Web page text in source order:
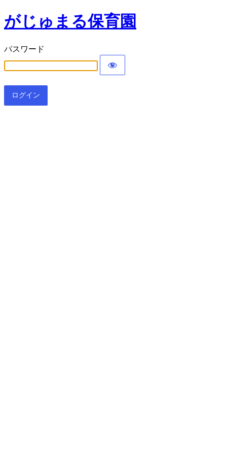
がじゅまる保育園
パスワード